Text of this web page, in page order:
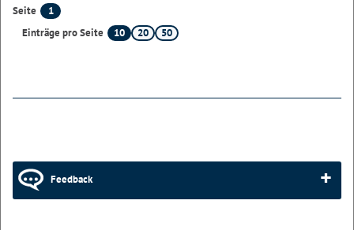
Seite
1
Einträge pro Seite
10 20 50
Feedback